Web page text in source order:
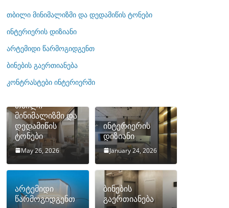
ო
რ
ბ
ი
თბილი მინიმალიზმი და დედამიწის ტონები
ინტერიერის დიზიანი
არტემიდი წარმოგიდგენთ
ბინების გაერთიანება
კონტრასტები ინტერიერში
თბილი
მინიმალიზმი და
დედამიწის
ტონები
May 26, 2026
ინტერიერის
დიზიანი
January 24, 2026
არტემიდი
წარმოგიდგენთ
ბინების
გაერთიანება